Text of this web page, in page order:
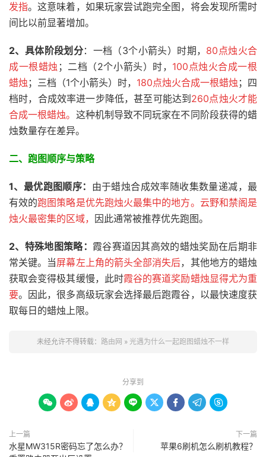
发指。这意味着，如果玩家尝试跑完全图，将会发现所需时
间比以前显著增加。
2、 具体阶段划分：一档（3个小箭头）时期， 80点烛火合
成一根蜡烛 ；二档（2个小箭头）时， 100点烛火合成一根
蜡烛 ；三档（1个小箭头）时， 180点烛火合成一根蜡烛 ；四
档时，合成效率进一步降低，甚至可能达到 260点烛火才能
合成一根蜡烛。 这种机制导致不同玩家在不同阶段获得的蜡
烛数量存在差异。
二、跑图顺序与策略
1、最优跑图顺序： 由于蜡烛合成效率随收集数量递减，最
有效的跑图策略是优先跑烛火最集中的地方。云野和禁阁是
烛火最密集的区域， 因此通常被推荐优先跑图。
2、 特殊地图策略： 霞谷赛道因其高效的蜡烛奖励在后期非
常关键。当屏幕左上角的箭头全部消失后，其他地方的蜡烛
获取会变得极其缓慢，此时霞谷的赛道奖励蜡烛显得尤为重
要。因此，很多高级玩家会选择最后跑霞谷，以最快速度获
取每日的蜡烛上限。
未经允许不得转载： 路由网 » 光遇为什么一起跑图蜡烛不一样
分享到
        
上一篇
水星MW315R密码忘了怎么办？
下一篇
苹果6刷机怎么刷机教程？